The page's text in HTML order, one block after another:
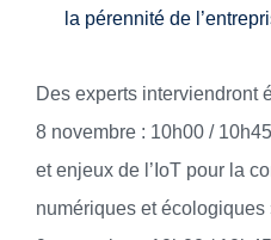
la pérennité de
Des experts interviendront
8 novembre : 10h00 /
et enjeux de l’IoT pour la
numériques et écologiques